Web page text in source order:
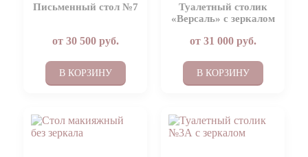
Письменный стол №7
от 30 500руб.
В КОРЗИНУ
Туалетный столик
«Версаль» с зеркалом
от 31 000руб.
В КОРЗИНУ